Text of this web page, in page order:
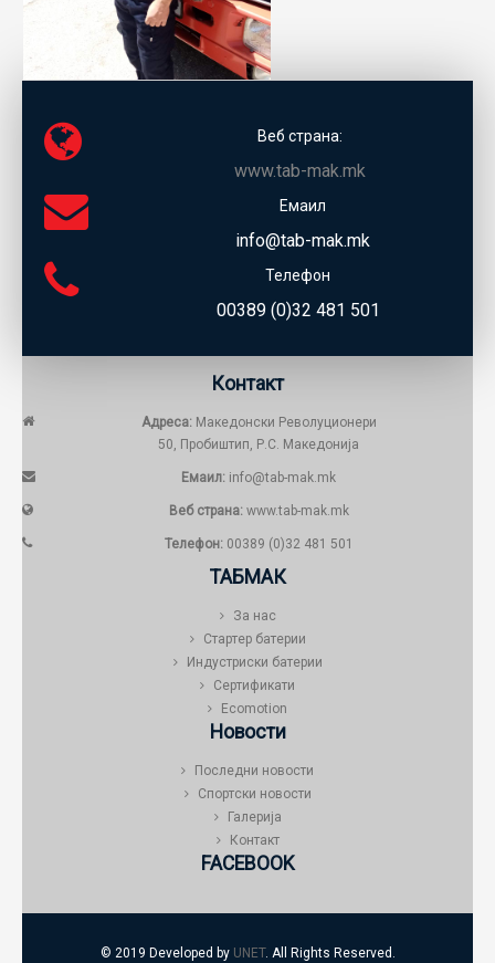
Веб страна:
www.tab-mak.mk
Емаил
info@tab-mak.mk
Телефон
00389 (0)32 481 501
Контакт
Адреса:Македонски Револуционери
50, Пробиштип, Р.С. Македонија
Емаил: info@tab-mak.mk
Веб страна: www.tab-mak.mk
Телефон:00389 (0)32 481 501
ТАБМАК
За нас
Стартер батерии
Индустриски батерии
Сертификати
Ecomotion
Новости
Последни новости
Спортски новости
Галерија
Контакт
FACEBOOK
© 2019 Developed by UNET. All Rights Reserved.